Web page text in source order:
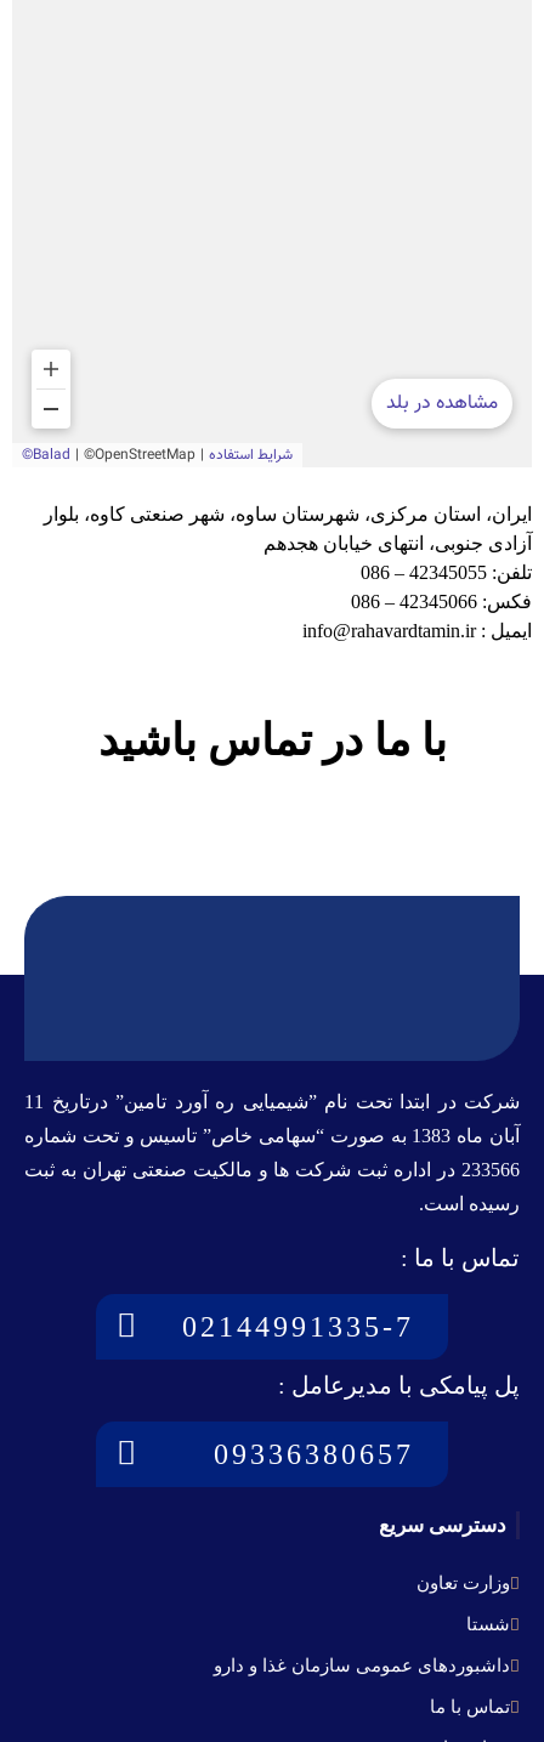
ایران، استان مرکزی، شهرستان ساوه، شهر صنعتی کاوه، بلوار
آزادی جنوبی، انتهای خیابان هجدهم
تلفن: 42345055 – 086
فکس: 42345066 – 086
ایمیل : info@rahavardtamin.ir
با ما در تماس باشید
شرکت در ابتدا تحت نام ”شیمیایی ره آورد تامين” درتاريخ 11
آبان ماه 1383 به صورت “سهامی خاص” تاسيس و تحت شماره
233566 در اداره ثبت شرکت ها و مالکيت صنعتی تهران به ثبت
رسيده است.
تماس با ما :
02144991335-7
پل پیامکی با مدیرعامل :
09336380657
دسترسی سریع
وزارت تعاون
شستا
داشبوردهای عمومی سازمان غذا و دارو
تماس با ما